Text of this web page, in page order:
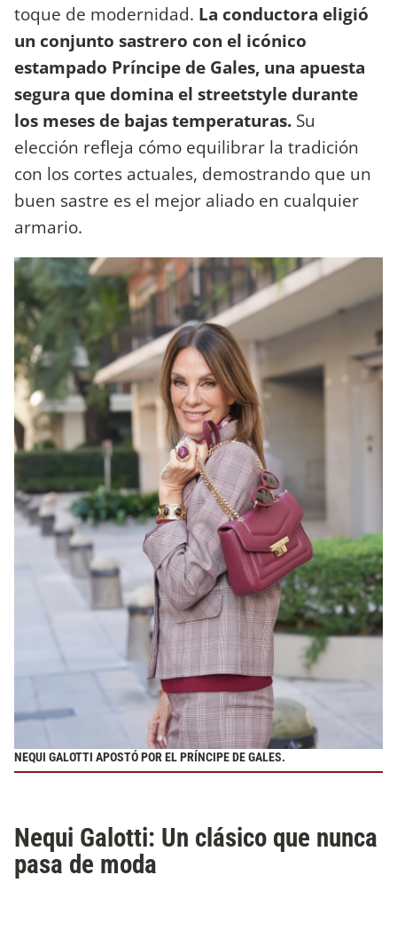
toque de modernidad. La conductora eligió
un conjunto sastrero con el icónico
estampado Príncipe de Gales, una apuesta
segura que domina el streetstyle durante
los meses de bajas temperaturas. Su
elección refleja cómo equilibrar la tradición
con los cortes actuales, demostrando que un
buen sastre es el mejor aliado en cualquier
armario.
NEQUI GALOTTI APOSTÓ POR EL PRÍNCIPE DE GALES.
Nequi Galotti: Un clásico que nunca
pasa de moda